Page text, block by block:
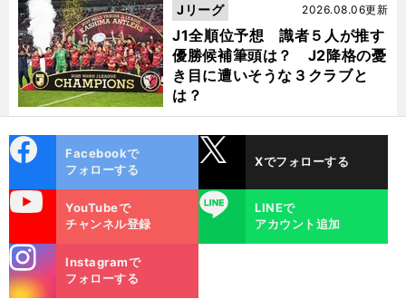
J1全順位予想 識者５人が推す
優勝候補筆頭は？ J2降格の憂
き目に遭いそうな３クラブと
は？
2026.08.06更新
Jリーグ
ok
Facebookで
フォローする
Xでフォローする
YouTubeで
チャンネル登録
LINE
LINEで
アカウント追加
m
Instagramで
フォローする